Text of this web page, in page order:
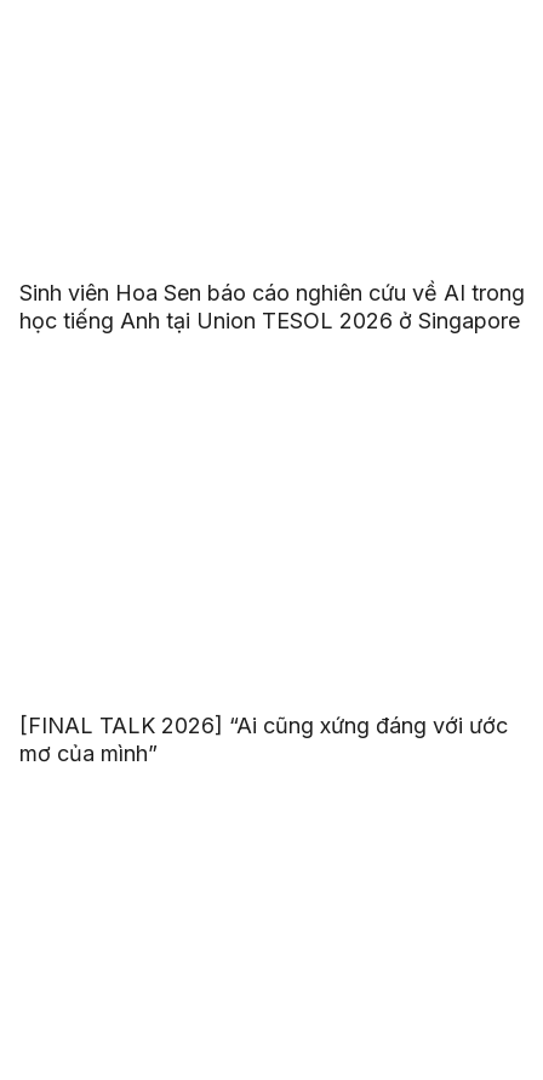
Sinh viên Hoa Sen báo cáo nghiên cứu về AI trong
học tiếng Anh tại Union TESOL 2026 ở Singapore
[FINAL TALK 2026] “Ai cũng xứng đáng với ước
mơ của mình”